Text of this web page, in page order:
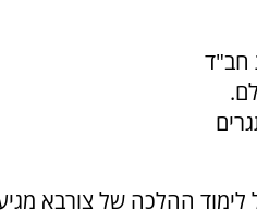
חב"ד
לימוד ההלכה של צורבא